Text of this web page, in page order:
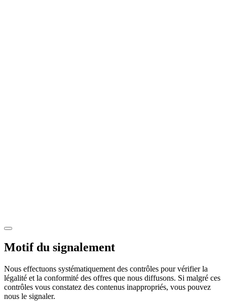
Motif du signalement
Nous effectuons systématiquement des contrôles pour vérifier la
légalité et la conformité des offres que nous diffusons. Si malgré ces
contrôles vous constatez des contenus inappropriés, vous pouvez
nous le signaler.